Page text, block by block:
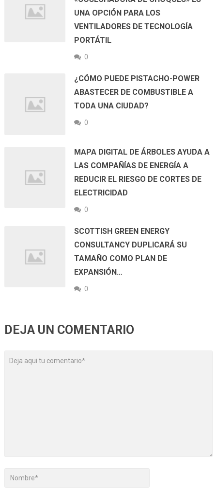
UNA OPCIÓN PARA LOS
VENTILADORES DE TECNOLOGÍA
PORTÁTIL
0
¿CÓMO PUEDE PISTACHO-POWER
ABASTECER DE COMBUSTIBLE A
TODA UNA CIUDAD?
0
MAPA DIGITAL DE ÁRBOLES AYUDA A
LAS COMPAÑÍAS DE ENERGÍA A
REDUCIR EL RIESGO DE CORTES DE
ELECTRICIDAD
0
SCOTTISH GREEN ENERGY
CONSULTANCY DUPLICARÁ SU
TAMAÑO COMO PLAN DE
EXPANSIÓN…
0
DEJA UN COMENTARIO